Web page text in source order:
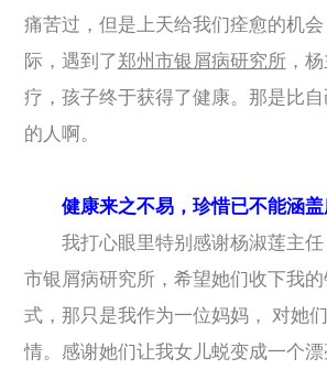
痛苦过，但是上天给我们痊愈的机
际，遇到了郑州市银屑病研究所 ，
疗，孩子终于获得了健康。那是比
的人啊。
健康来之不易，珍惜已不能涵盖
我打心眼里特别感谢杨淑莲主任
市银屑病研究所，希望她们收下我
式，那只是我作为一位妈妈， 对她
情。感谢她们让我女儿蜕变成一个漂